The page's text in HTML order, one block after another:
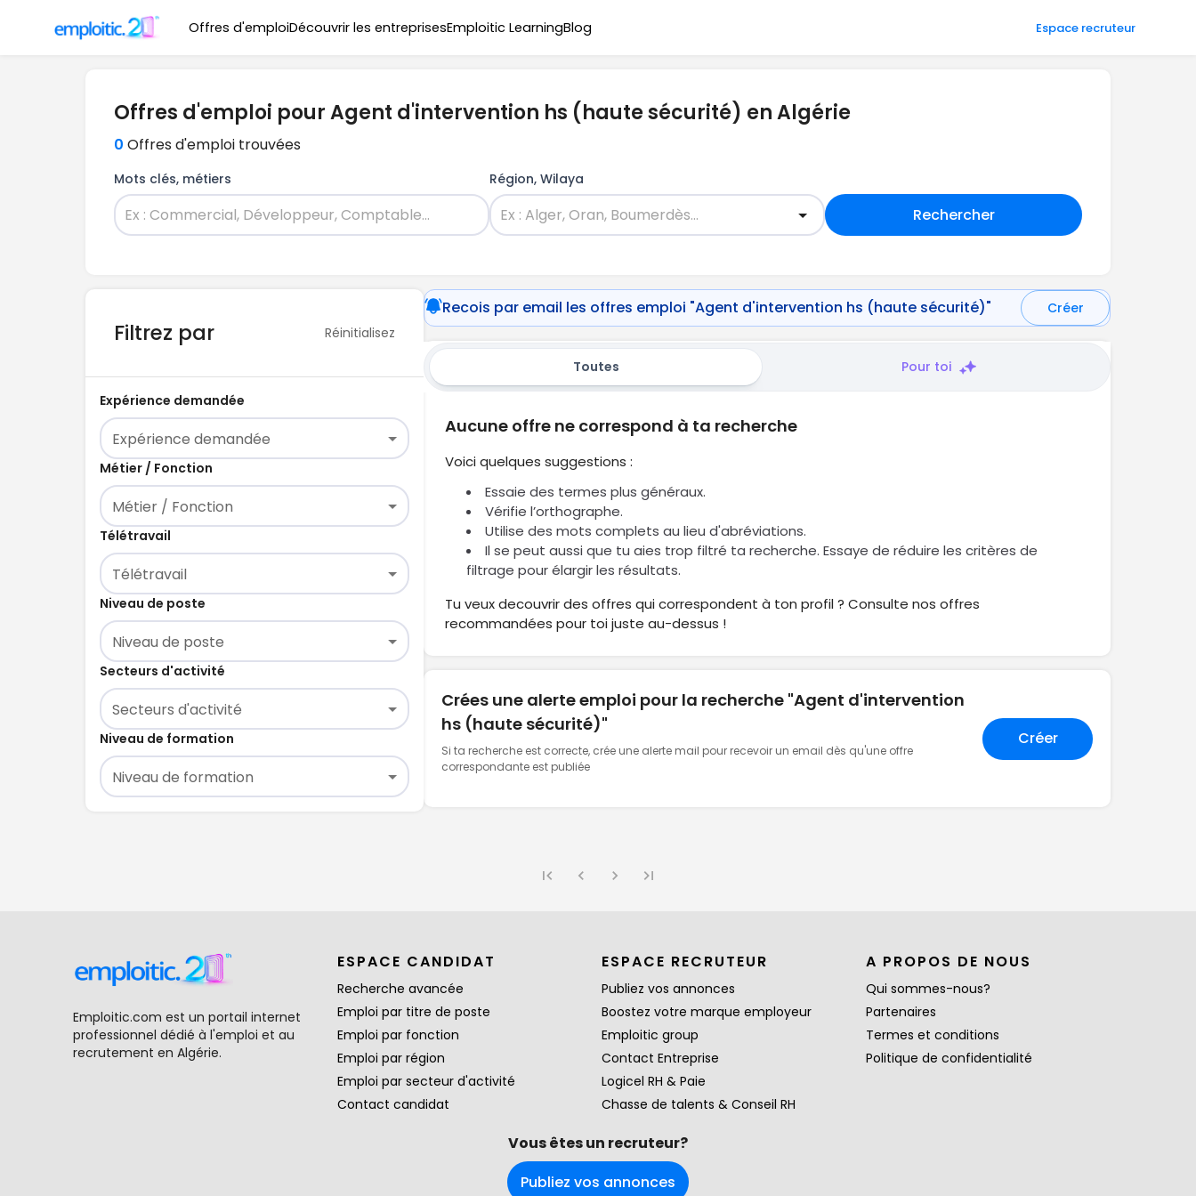
Offres d'emploiDécouvrir les entreprisesEmploitic LearningBlog Espace recruteur
Offres d'emploi pour Agent d'intervention hs (haute sécurité) en Algérie
0 Offres d'emploi trouvées
Mots clés, métiers Région, Wilaya
Rechercher
Filtrez par Réinitialisez
Expérience demandée
Expérience demandée
Métier / Fonction
Métier / Fonction
Télétravail
Télétravail
Niveau de poste
Niveau de poste
Secteurs d'activité
Secteurs d'activité
Niveau de formation
Niveau de formation
Recois par email les offres emploi "Agent d'intervention hs (haute sécurité)" Créer
Toutes Pour toi
Aucune offre ne correspond à ta recherche
Voici quelques suggestions :
Essaie des termes plus généraux.
Vérifie l’orthographe.
Utilise des mots complets au lieu d'abréviations.
Il se peut aussi que tu aies trop filtré ta recherche. Essaye de réduire les critères de
filtrage pour élargir les résultats.
Tu veux decouvrir des offres qui correspondent à ton profil ? Consulte nos offres
recommandées pour toi juste au-dessus !
Crées une alerte emploi pour la recherche "Agent d'intervention
hs (haute sécurité)"
Si ta recherche est correcte, crée une alerte mail pour recevoir un email dès qu'une offre
correspondante est publiée
Créer
Emploitic.com est un portail internet
professionnel dédié à l'emploi et au
recrutement en Algérie.
ESPACE CANDIDAT
Recherche avancée
Emploi par titre de poste
Emploi par fonction
Emploi par région
Emploi par secteur d'activité
Contact candidat
ESPACE RECRUTEUR
Publiez vos annonces
Boostez votre marque employeur
Emploitic group
Contact Entreprise
Logicel RH & Paie
Chasse de talents & Conseil RH
A PROPOS DE NOUS
Qui sommes-nous?
Partenaires
Termes et conditions
Politique de confidentialité
Vous êtes un recruteur?
Publiez vos annonces